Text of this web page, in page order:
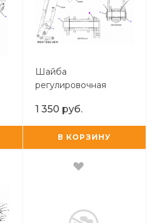
Шайба
регулировочная
1 350 руб.
В КОРЗИНУ